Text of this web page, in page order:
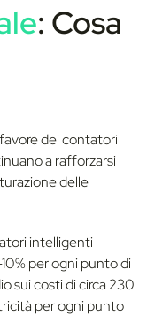
: Cosa
dei contatori
a rafforzarsi
delle
intelligenti
per ogni punto di
sui costi di circa 230
per ogni punto